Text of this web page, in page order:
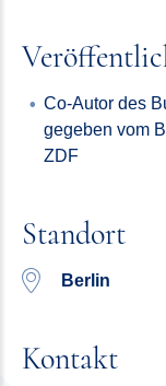
Co-Autor des
gegeben vom
ZDF
Standort
Berlin
Kontakt